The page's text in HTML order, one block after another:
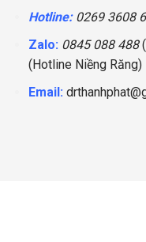
Hotline: 0269 3608
Zalo: 0845 088 488
(Hotline Niềng Răng)
Email: